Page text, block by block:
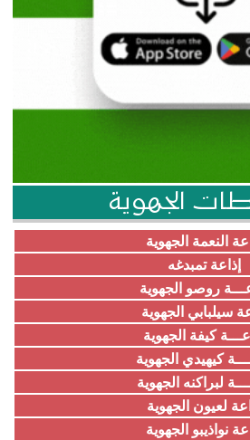
الجهوية
النعمة الجهوية
إذاعة تمبدغه
روصو الجهوية
سيلبابي الجهوية
كيفة الجهوية
كيهيدي الجهوية
لبراكنه الجهوية
لعيون الجهوية
نواذيبو الجهوية